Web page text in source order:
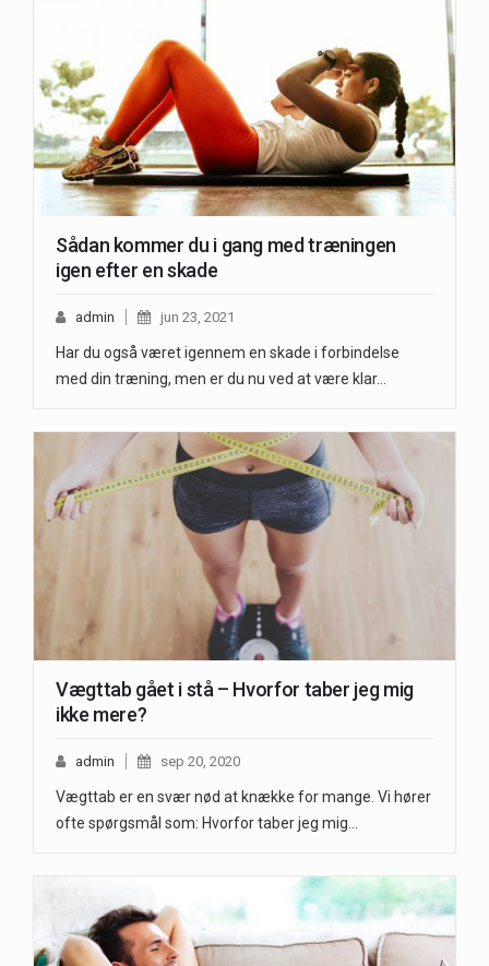
Sådan kommer du i gang med træningen
igen efter en skade
admin jun 23, 2021
Har du også været igennem en skade i forbindelse
med din træning, men er du nu ved at være klar…
Vægttab gået i stå – Hvorfor taber jeg mig
ikke mere?
admin sep 20, 2020
Vægttab er en svær nød at knække for mange. Vi hører
ofte spørgsmål som: Hvorfor taber jeg mig…